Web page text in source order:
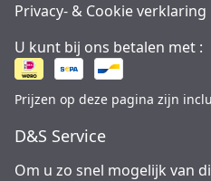
Privacy- & Cookie verklaring
U kunt bij ons betalen met :
Prijzen op deze pagina zijn
D&S Service
Om u zo snel mogelijk van